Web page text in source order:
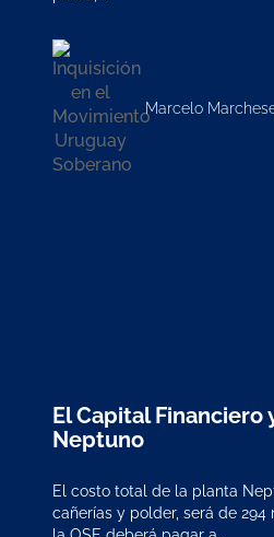
Marcelo
El Capital Financiero
Neptuno
El costo total de la planta
cañerías y polder, será de